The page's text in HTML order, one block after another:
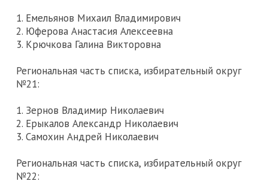
1. Емельянов Михаил Владимирович
2. Юферова Анастасия Алексеевна
3. Крючкова Галина Викторовна
Региональная часть списка, избирательный округ
№21:
1. Зернов Владимир Николаевич
2. Ерыкалов Александр Николаевич
3. Самохин Андрей Николаевич
Региональная часть списка, избирательный округ
№22: